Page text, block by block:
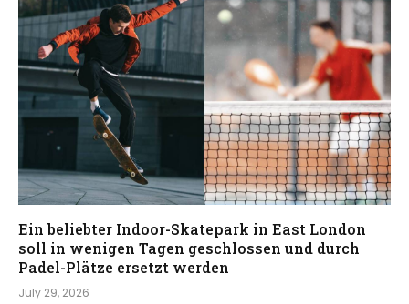
Ein beliebter Indoor-Skatepark in East London
soll in wenigen Tagen geschlossen und durch
Padel-Plätze ersetzt werden
July 29, 2026